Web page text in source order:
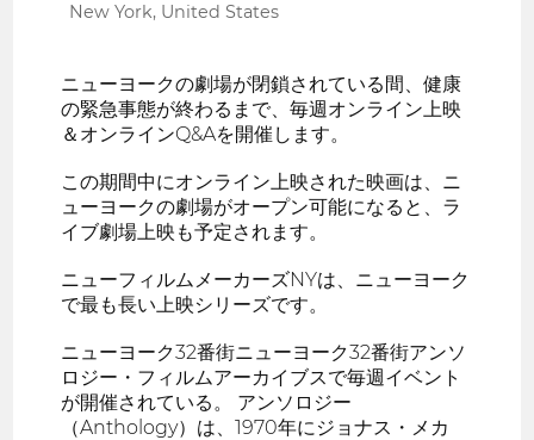
New York, United States
ニューヨークの劇場が閉鎖されている間、健康
の緊急事態が終わるまで、毎週オンライン上映
＆オンラインQ&Aを開催します。
この期間中にオンライン上映された映画は、ニ
ューヨークの劇場がオープン可能になると、ラ
イブ劇場上映も予定されます。
ニューフィルムメーカーズNYは、ニューヨーク
で最も長い上映シリーズです。
ニューヨーク32番街ニューヨーク32番街アンソ
ロジー・フィルムアーカイブスで毎週イベント
が開催されている。 アンソロジー
（Anthology）は、1970年にジョナス・メカ